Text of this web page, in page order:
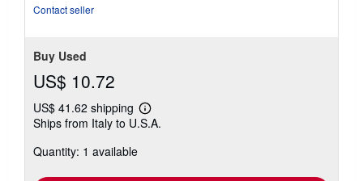
Contact seller
Buy Used
US$ 10.72
US$ 41.62 shipping
Learn
more
Ships from Italy to U.S.A.
Quantity: 1 available